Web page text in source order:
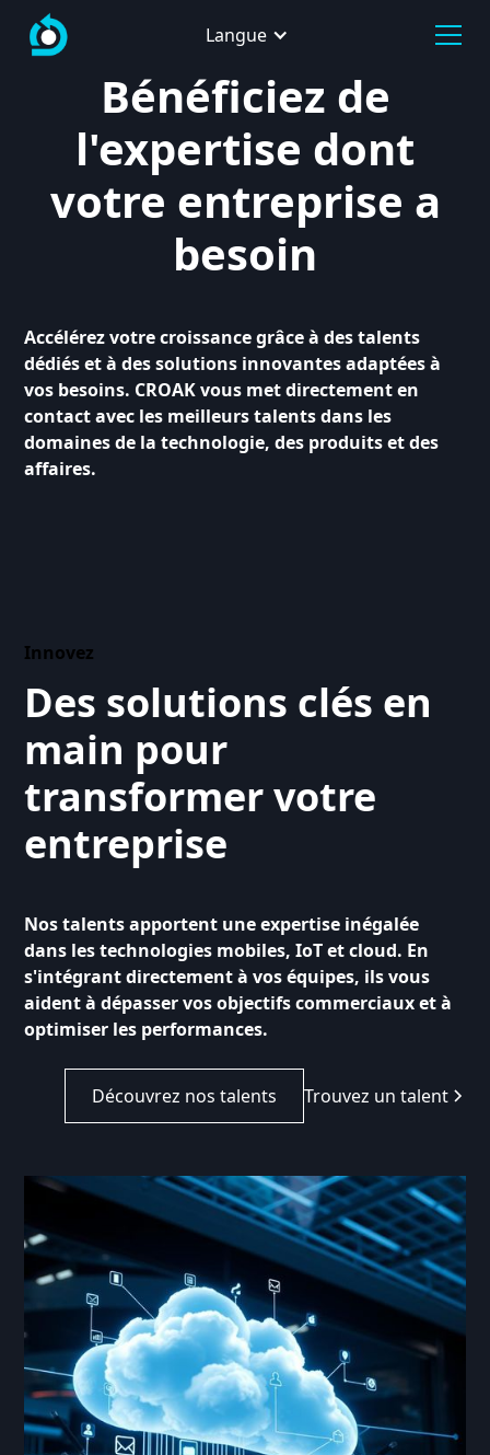
Langue
Bénéficiez de
l'expertise dont
votre entreprise a
besoin
Accélérez votre croissance grâce à des talents
dédiés et à des solutions innovantes adaptées à
vos besoins. CROAK vous met directement en
contact avec les meilleurs talents dans les
domaines de la technologie, des produits et des
affaires.
Innovez
Des solutions clés en
main pour
transformer votre
entreprise
Nos talents apportent une expertise inégalée
dans les technologies mobiles, IoT et cloud. En
s'intégrant directement à vos équipes, ils vous
aident à dépasser vos objectifs commerciaux et à
optimiser les performances.
Découvrez nos talents Trouvez un talent